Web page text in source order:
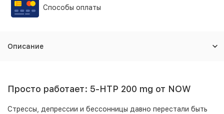
Способы оплаты
Описание
Просто работает: 5-HTP 200 mg от NOW
Стрессы, депрессии и бессонницы давно перестали быть